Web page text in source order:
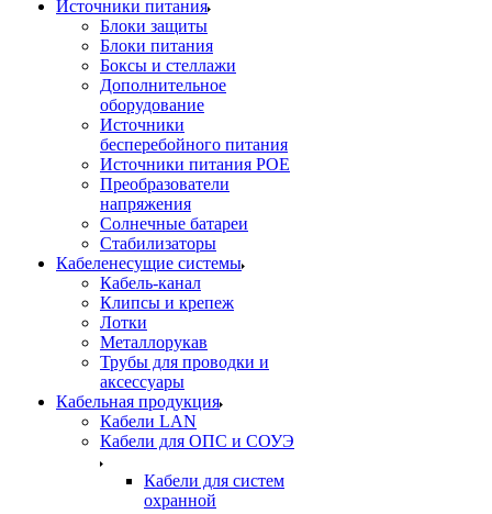
Источники питания
Блоки защиты
Блоки питания
Боксы и стеллажи
Дополнительное
оборудование
Источники
бесперебойного питания
Источники питания POE
Преобразователи
напряжения
Солнечные батареи
Стабилизаторы
Кабеленесущие системы
Кабель-канал
Клипсы и крепеж
Лотки
Металлорукав
Трубы для проводки и
аксессуары
Кабельная продукция
Кабели LAN
Кабели для ОПС и СОУЭ
Кабели для систем
охранной